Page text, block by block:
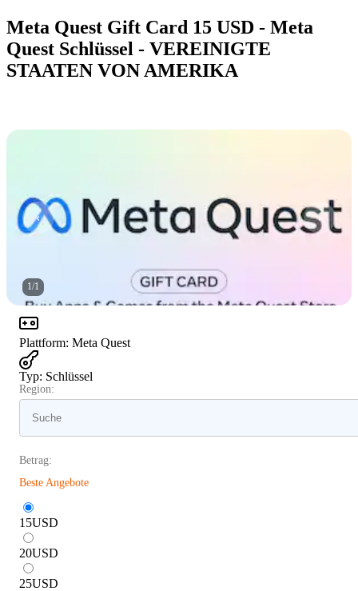
Meta Quest Gift Card 15 USD - Meta
Quest Schlüssel - VEREINIGTE
STAATEN VON AMERIKA
1/1
Plattform: Meta Quest
Typ: Schlüssel
Region:
Betrag:
Beste Angebote
15USD
20USD
25USD